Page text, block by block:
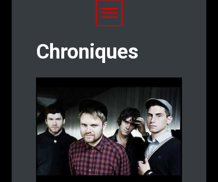
Chroniques